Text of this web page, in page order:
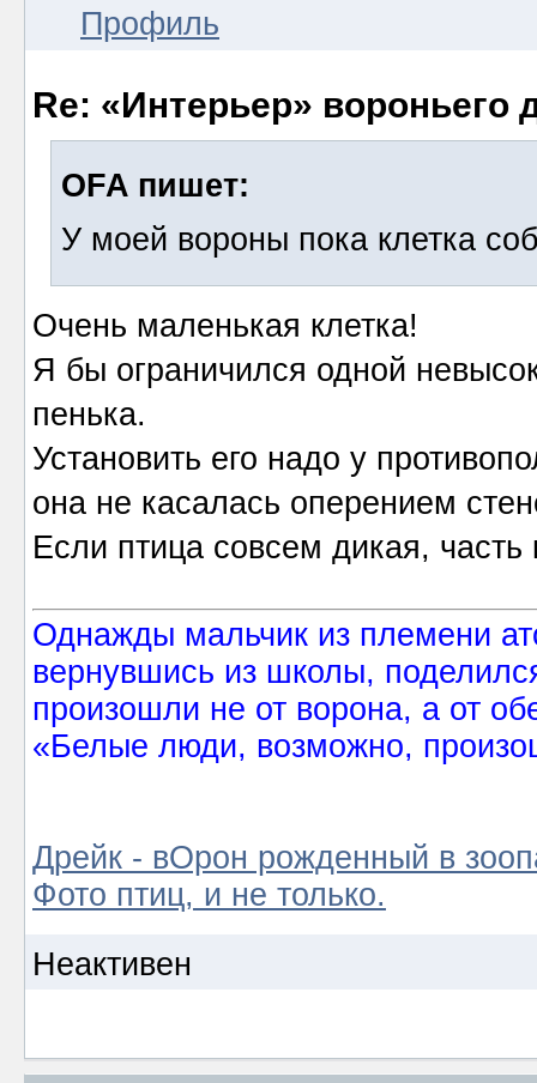
Профиль
Re: «Интерьер» вороньего
OFA пишет:
У моей вороны пока клетка
Очень маленькая клетка!
Я бы ограничился одной
пенька.
Установить его надо у
она не касалась оперением
Если птица совсем дикая,
Однажды мальчик из племени
вернувшись из школы,
произошли не от ворона, а от
«Белые люди, возможно,
Дрейк - вОрон рожденный в
Фото птиц, и не только.
Неактивен